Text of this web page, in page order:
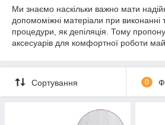
Ми знаємо наскільки важно мати
допомоміжні матеріали при виконанні
процедури, як депіляція. Тому
аксесуарів для комфортної роботи
Сортування 0